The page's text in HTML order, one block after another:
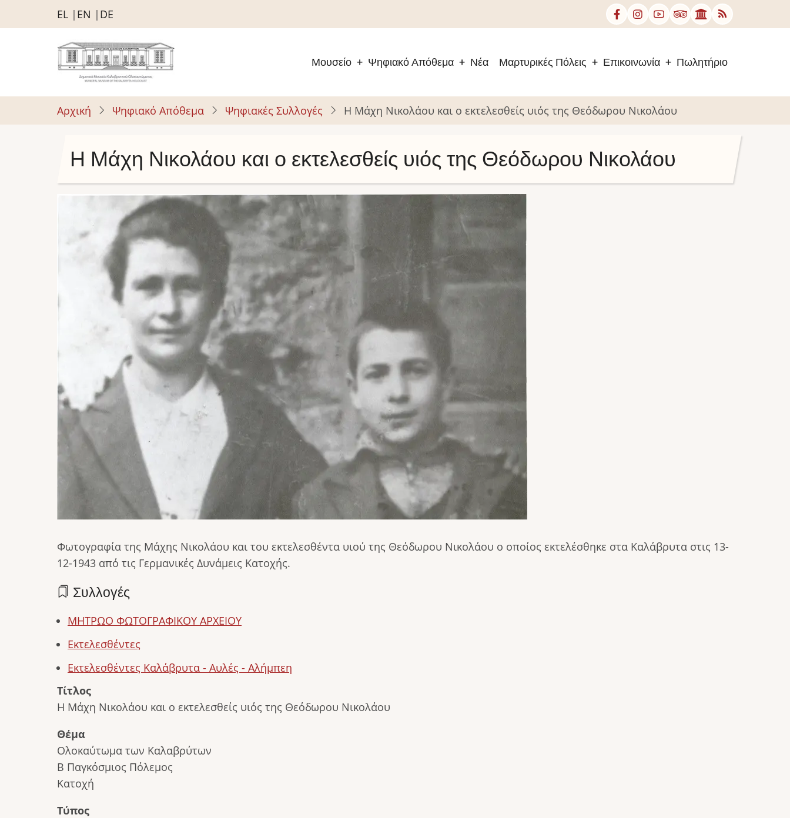
Παράκαμψη
προς
περιεχόμενο
EL EN DE
Μουσείο Ψηφιακό Απόθεμα Νέα Μαρτυρικές Πόλεις Επικοινωνία Πωλητήριο
Αρχική Ψηφιακό Απόθεμα Ψηφιακές Συλλογές Η Μάχη Νικολάου και ο εκτελεσθείς υιός της Θεόδωρου Νικολάου
Η Μάχη Νικολάου και ο εκτελεσθείς υιός της Θεόδωρου Νικολάου
Φωτογραφία της Μάχης Νικολάου και του εκτελεσθέντα υιού της Θεόδωρου Νικολάου ο οποίος εκτελέσθηκε στα Καλάβρυτα στις 13-
12-1943 από τις Γερμανικές Δυνάμεις Κατοχής.
Συλλογές
ΜΗΤΡΩΟ ΦΩΤΟΓΡΑΦΙΚΟΥ ΑΡΧΕΙΟΥ
Εκτελεσθέντες
Εκτελεσθέντες Καλάβρυτα - Αυλές - Αλήμπεη
Τίτλος
Η Μάχη Νικολάου και ο εκτελεσθείς υιός της Θεόδωρου Νικολάου
Θέμα
Ολοκαύτωμα των Καλαβρύτων
Β Παγκόσμιος Πόλεμος
Κατοχή
Τύπος